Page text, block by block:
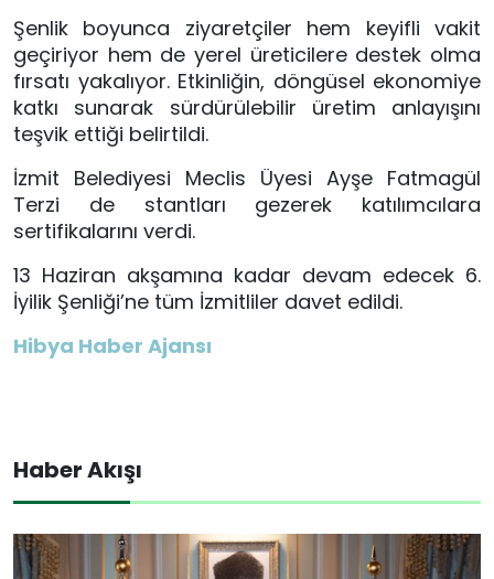
Şenlik boyunca ziyaretçiler hem keyifli vakit
geçiriyor hem de yerel üreticilere destek olma
fırsatı yakalıyor. Etkinliğin, döngüsel ekonomiye
katkı sunarak sürdürülebilir üretim anlayışını
teşvik ettiği belirtildi.
İzmit Belediyesi Meclis Üyesi Ayşe Fatmagül
Terzi de stantları gezerek katılımcılara
sertifikalarını verdi.
13 Haziran akşamına kadar devam edecek 6.
İyilik Şenliği’ne tüm İzmitliler davet edildi.
Hibya Haber Ajansı
Haber Akışı